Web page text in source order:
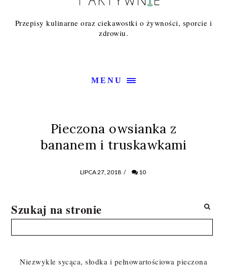
Przepisy kulinarne oraz ciekawostki o żywności, sporcie i
zdrowiu.
MENU
Pieczona owsianka z
bananem i truskawkami
LIPCA 27, 2018 / 10
Szukaj na stronie
Niezwykle sycąca, słodka i pełnowartościowa pieczona